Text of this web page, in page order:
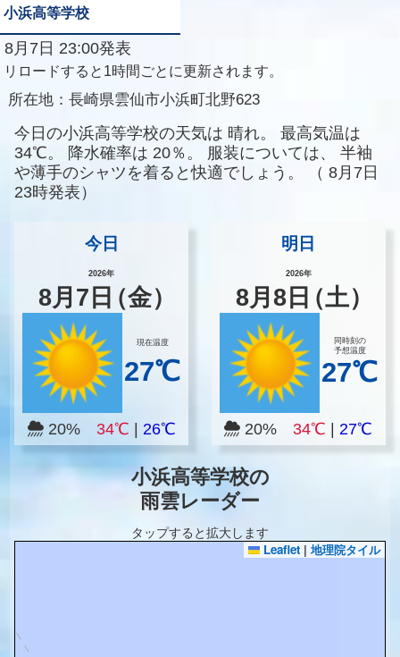
小浜高等学校
8月7日 23:00発表
リロードすると1時間ごとに更新されます。
所在地： 長崎県雲仙市小浜町北野623
今日の小浜高等学校の天気は 晴れ。
最高気温は
34℃。
降水確率は 20％。 服装については、
半袖
や薄手のシャツを着ると快適でしょう。
（ 8月7日
23時発表）
今日
2026年
8月 7 日（金）
現在温度
27℃
20% 34℃ 26℃
明日
2026年
8月8 日（土）
同時刻の
予想温度
27℃
20%34℃ |27℃
小浜高等学校の
雨雲レーダー
タップすると拡大します
Leaflet | 地理院タイル